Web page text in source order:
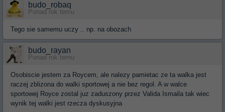
budo_robaq
Ponad rok temu
Tego sie samemu uczy .. np. na obozach
budo_rayan
Ponad rok temu
Osobiscie jestem za Roycem, ale nalezy pamietac ze ta walka jest
raczej zblizona do walki sportowej a nie bez regol. A w walce
sportowej Royce zostal juz zaduszony przez Valida Ismaila tak wiec
wynik tej walki jest rzecza dyskusyjna